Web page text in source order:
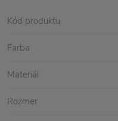
Kód produktu
Farba
Materiál
Rozmer